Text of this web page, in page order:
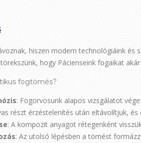
hiszen modern technológiáink
hogy Pácienseink fogaikat
fogtömés?
: Fogorvosunk alapos vizsgálatot
részt érzéstelenítés után eltávolítjuk,
: A kompozit anyagot rétegenként
: Az utolsó lépésben a tömést